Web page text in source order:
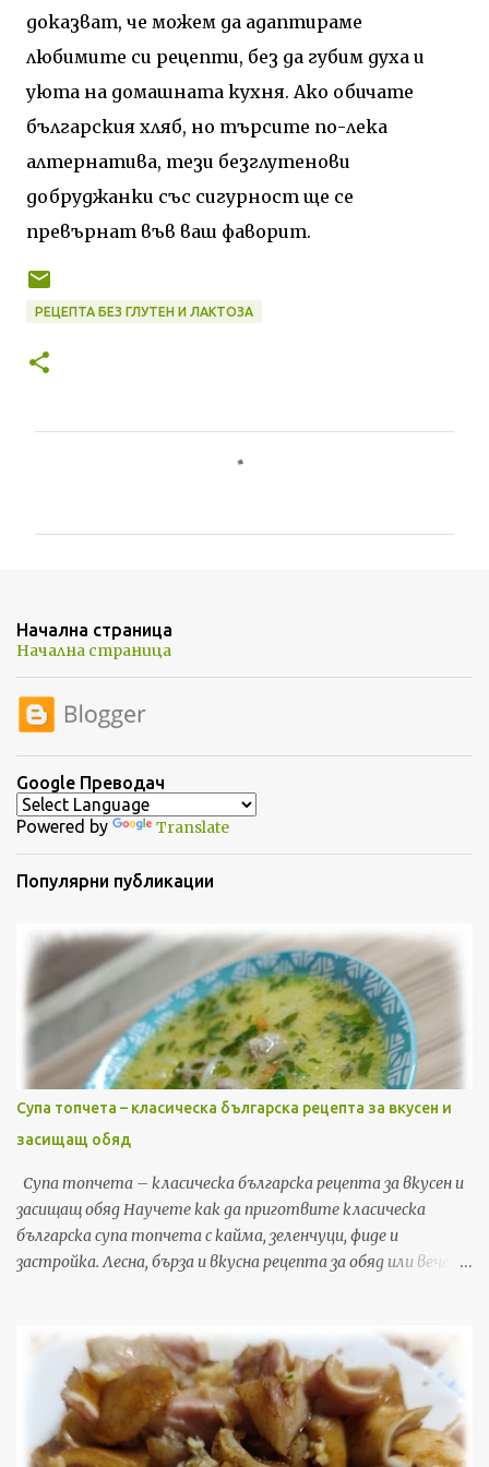
доказват, че можем да адаптираме
любимите си рецепти, без да губим духа и
уюта на домашната кухня. Ако обичате
българския хляб, но търсите по-лека
алтернатива, тези безглутенови
добруджанки със сигурност ще се
превърнат във ваш фаворит.
РЕЦЕПТА БЕЗ ГЛУТЕН И ЛАКТОЗА
а
р
и
Начална страница
Начална страница
Google Преводач
Powered by Translate
Популярни публикации
Супа топчета – класическа българска рецепта за вкусен и
засищащ обяд
Супа топчета – класическа българска рецепта за вкусен и
засищащ обяд Научете как да приготвите класическа
българска супа топчета с кайма, зеленчуци, фиде и
застройка. Лесна, бърза и вкусна рецепта за обяд или вечеря,
точно това, от което имате нужда. Това е една от най-
обичаните класически български рецепти – лесна за
приготвяне, икономична и засищаща. В тази публикация ще
споделя моя личен метод за приготвяне на перфектната
супа топчета у дома, включително съвети, трикове и